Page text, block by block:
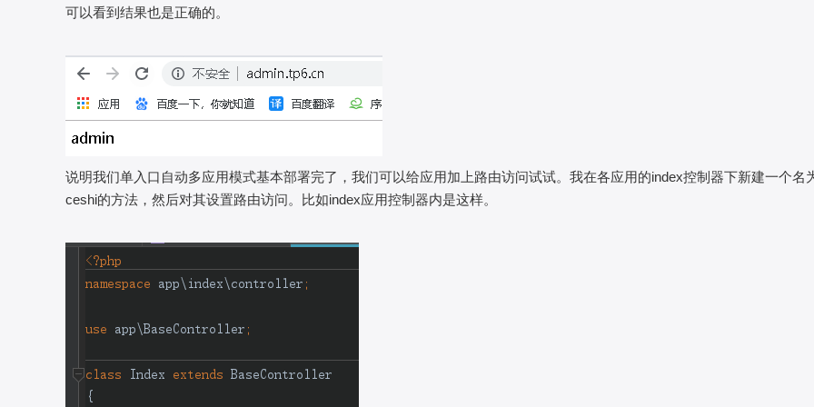
可以看到结果也是正确的。
说明我们单入口自动多应用模式基本部署完了，我们可以给应用加上路由访问试试。我在各应用的index控制器下新建一个名
ceshi的方法，然后对其设置路由访问。比如index应用控制器内是这样。